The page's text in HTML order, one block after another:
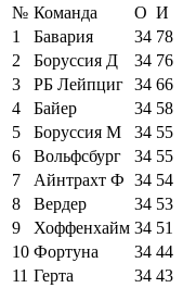
№ Команда О И
1
Бавария 34 78
2
Боруссия Д 34 76
3
РБ Лейпциг 34 66
4
Байер 34 58
5
Боруссия М 34 55
6
Вольфсбург 34 55
7
Айнтрахт Ф 34 54
8
Вердер 34 53
9
Хоффенхайм 34 51
10 Фортуна 34 44
11 Герта 34 43